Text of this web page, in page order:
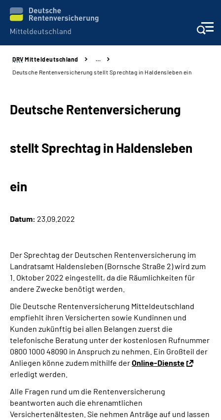
Aktuelles
Karriere
Inhalte in Gebärdensprache (DGS)
Leichte Sprache
Suche
Mein Kundenportal
DRV Mitteldeutschland
…
Deutsche Rentenversicherung stellt Sprechtag in Haldensleben ein
Deutsche Rentenversicherung
stellt Sprechtag in Haldensleben
ein
Datum: 23.09.2022
Der Sprechtag der Deutschen Rentenversicherung im
Landratsamt Haldensleben (Bornsche Straße 2) wird zum
1. Oktober 2022 eingestellt, da die Räumlichkeiten für
andere Zwecke benötigt werden.
Die Deutsche Rentenversicherung Mitteldeutschland
empfiehlt ihren Versicherten sowie Kundinnen und
Kunden zukünftig bei allen Belangen zuerst die
telefonische Beratung unter der kostenlosen Rufnummer
0800 1000 48090 in Anspruch zu nehmen. Ein Großteil der
Anliegen könne zudem mithilfe derOnline-Dienste
erledigt werden.
Alle Fragen rund um die Rentenversicherung
beantworten auch die ehrenamtlichen
Versichertenältesten. Sie nehmen Anträge auf und lassen